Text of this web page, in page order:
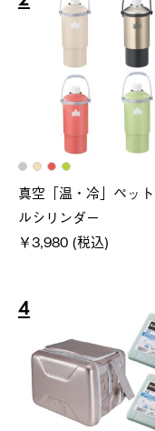
真空「温・冷」ペッ
ルシリンダー
￥3,980 (税込)
4